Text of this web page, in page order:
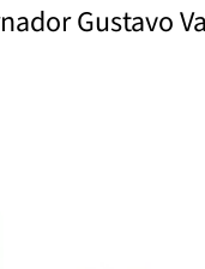
Gustavo